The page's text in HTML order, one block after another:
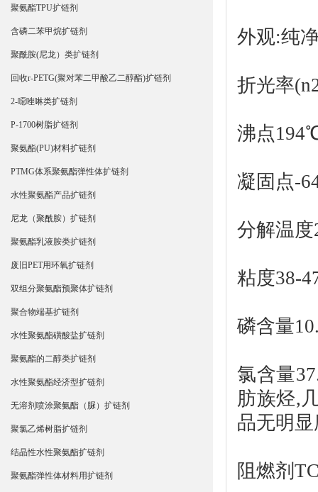
聚氨酯TPU扩链剂
含磷二苯甲烷扩链剂
聚酰胺(尼龙）类扩链剂
回收r-PETG(聚对苯二甲酸乙二醇酯)扩链剂
2-噁唑啉类扩链剂
P-1700树脂扩链剂
聚氨酯(PU)材料扩链剂
PTMG体系聚氨酯弹性体扩链剂
水性聚氨酯产品扩链剂
尼龙（聚酰胺）扩链剂
聚氨酯乳液胺类扩链剂
废旧PET用环氧扩链剂
双组分聚氨酯预聚体扩链剂
聚合物端基扩链剂
水性聚氨酯磺酸盐扩链剂
聚氨酯的二醇类扩链剂
水性聚氨酯经济型扩链剂
无溶剂喷涂聚氨酯（脲）扩链剂
聚氯乙烯树脂扩链剂
结晶性水性聚氨酯扩链剂
聚氨酯弹性体材料用扩链剂
外观:纯
折光率
沸点
凝固点-
分解温
粘度38-
磷含量
氯含量
肪族烃,
品无明
阻燃剂